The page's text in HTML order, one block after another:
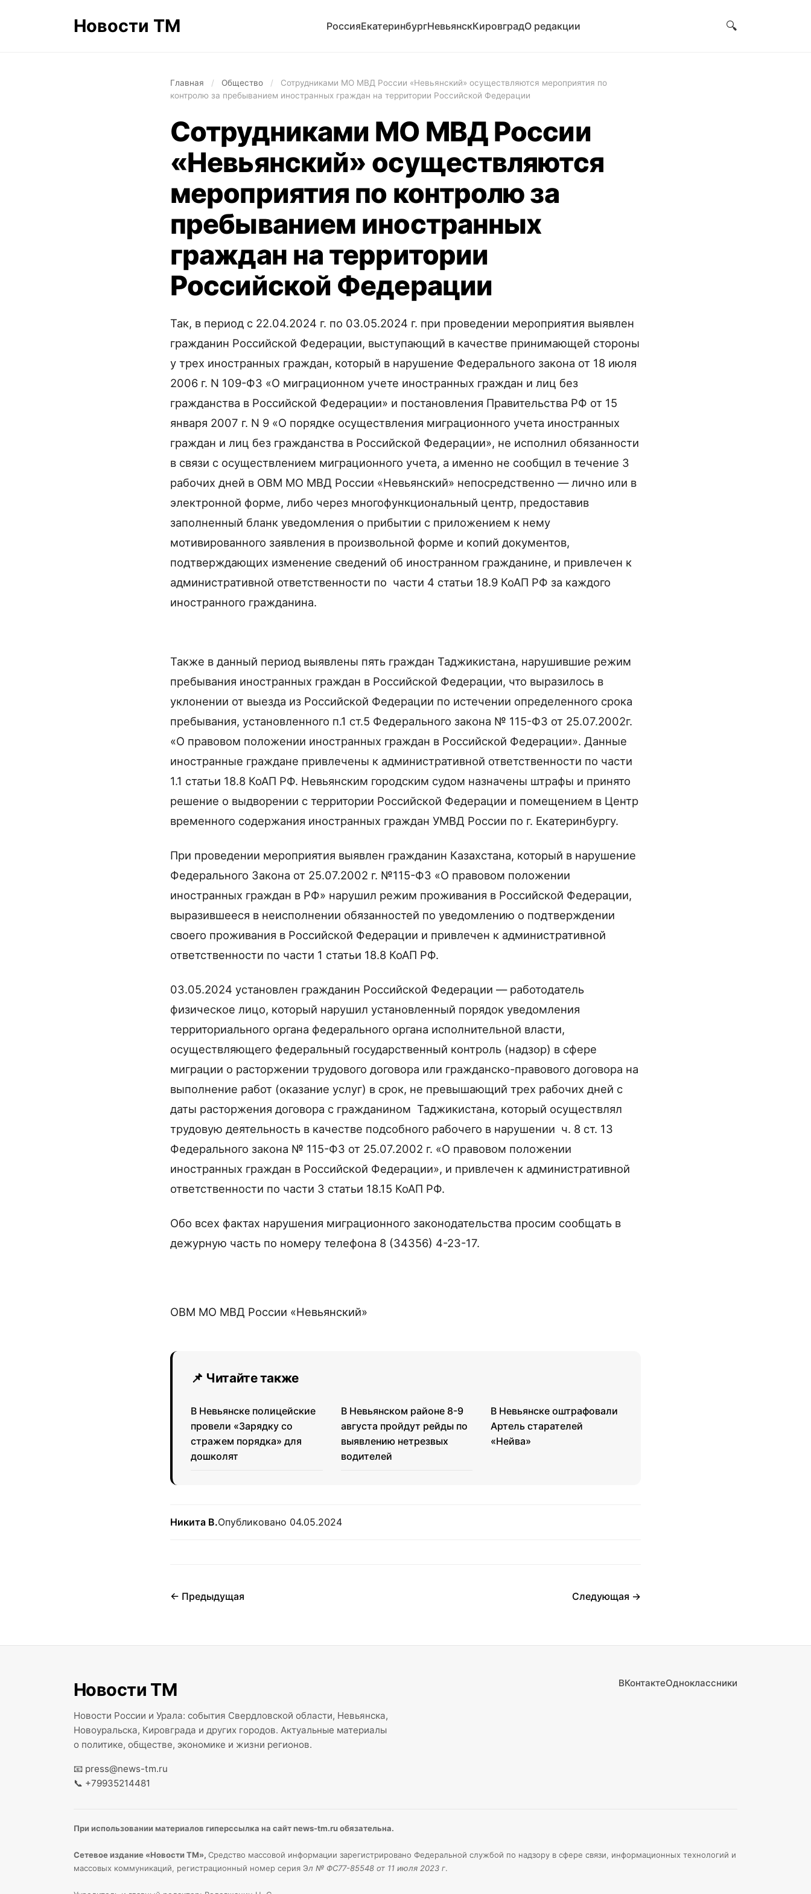
Новости ТМ РоссияЕкатеринбургНевьянскКировградО редакции 🔍
Главная / Общество /
Сотрудниками МО МВД России «Невьянский» осуществляются мероприятия по
контролю за пребыванием иностранных граждан на территории Российской Федерации
Сотрудниками МО МВД России
«Невьянский» осуществляются
мероприятия по контролю за
пребыванием иностранных
граждан на территории
Российской Федерации
Так, в период с 22.04.2024 г. по 03.05.2024 г. при проведении мероприятия выявлен
гражданин Российской Федерации, выступающий в качестве принимающей стороны
у трех иностранных граждан, который в нарушение Федерального закона от 18 июля
2006 г. N 109-ФЗ «О миграционном учете иностранных граждан и лиц без
гражданства в Российской Федерации» и постановления Правительства РФ от 15
января 2007 г. N 9 «О порядке осуществления миграционного учета иностранных
граждан и лиц без гражданства в Российской Федерации», не исполнил обязанности
в связи с осуществлением миграционного учета, а именно не сообщил в течение 3
рабочих дней в ОВМ МО МВД России «Невьянский» непосредственно — лично или в
электронной форме, либо через многофункциональный центр, предоставив
заполненный бланк уведомления о прибытии с приложением к нему
мотивированного заявления в произвольной форме и копий документов,
подтверждающих изменение сведений об иностранном гражданине, и привлечен к
административной ответственности по части 4 статьи 18.9 КоАП РФ за каждого
иностранного гражданина.
Также в данный период выявлены пять граждан Таджикистана, нарушившие режим
пребывания иностранных граждан в Российской Федерации, что выразилось в
уклонении от выезда из Российской Федерации по истечении определенного срока
пребывания, установленного п.1 ст.5 Федерального закона № 115-ФЗ от 25.07.2002г.
«О правовом положении иностранных граждан в Российской Федерации». Данные
иностранные граждане привлечены к административной ответственности по части
1.1 статьи 18.8 КоАП РФ. Невьянским городским судом назначены штрафы и принято
решение о выдворении с территории Российской Федерации и помещением в Центр
временного содержания иностранных граждан УМВД России по г. Екатеринбургу.
При проведении мероприятия выявлен гражданин Казахстана, который в нарушение
Федерального Закона от 25.07.2002 г. №115-ФЗ «О правовом положении
иностранных граждан в РФ» нарушил режим проживания в Российской Федерации,
выразившееся в неисполнении обязанностей по уведомлению о подтверждении
своего проживания в Российской Федерации и привлечен к административной
ответственности по части 1 статьи 18.8 КоАП РФ.
03.05.2024 установлен гражданин Российской Федерации — работодатель
физическое лицо, который нарушил установленный порядок уведомления
территориального органа федерального органа исполнительной власти,
осуществляющего федеральный государственный контроль (надзор) в сфере
миграции о расторжении трудового договора или гражданско-правового договора на
выполнение работ (оказание услуг) в срок, не превышающий трех рабочих дней с
даты расторжения договора с гражданином Таджикистана, который осуществлял
трудовую деятельность в качестве подсобного рабочего в нарушении ч. 8 ст. 13
Федерального закона № 115-ФЗ от 25.07.2002 г. «О правовом положении
иностранных граждан в Российской Федерации», и привлечен к административной
ответственности по части 3 статьи 18.15 КоАП РФ.
Обо всех фактах нарушения миграционного законодательства просим сообщать в
дежурную часть по номеру телефона 8 (34356) 4-23-17.
ОВМ МО МВД России «Невьянский»
📌 Читайте также
В Невьянске полицейские
провели «Зарядку со
стражем порядка» для
дошколят
В Невьянском районе 8-9
августа пройдут рейды по
выявлению нетрезвых
водителей
В Невьянске оштрафовали
Артель старателей
«Нейва»
Никита В.Опубликовано 04.05.2024
← Предыдущая Следующая →
Новости ТМ
Новости России и Урала: события Свердловской области, Невьянска,
Новоуральска, Кировграда и других городов. Актуальные материалы
о политике, обществе, экономике и жизни регионов.
📧 press@news-tm.ru
📞 +79935214481
ВКонтактеОдноклассники
При использовании материалов гиперссылка на сайт news-tm.ru обязательна.
Сетевое издание «Новости ТМ», Средство массовой информации зарегистрировано Федеральной службой по надзору в сфере связи, информационных технологий и
массовых коммуникаций, регистрационный номер серия Эл № ФС77-85548 от 11 июля 2023 г.